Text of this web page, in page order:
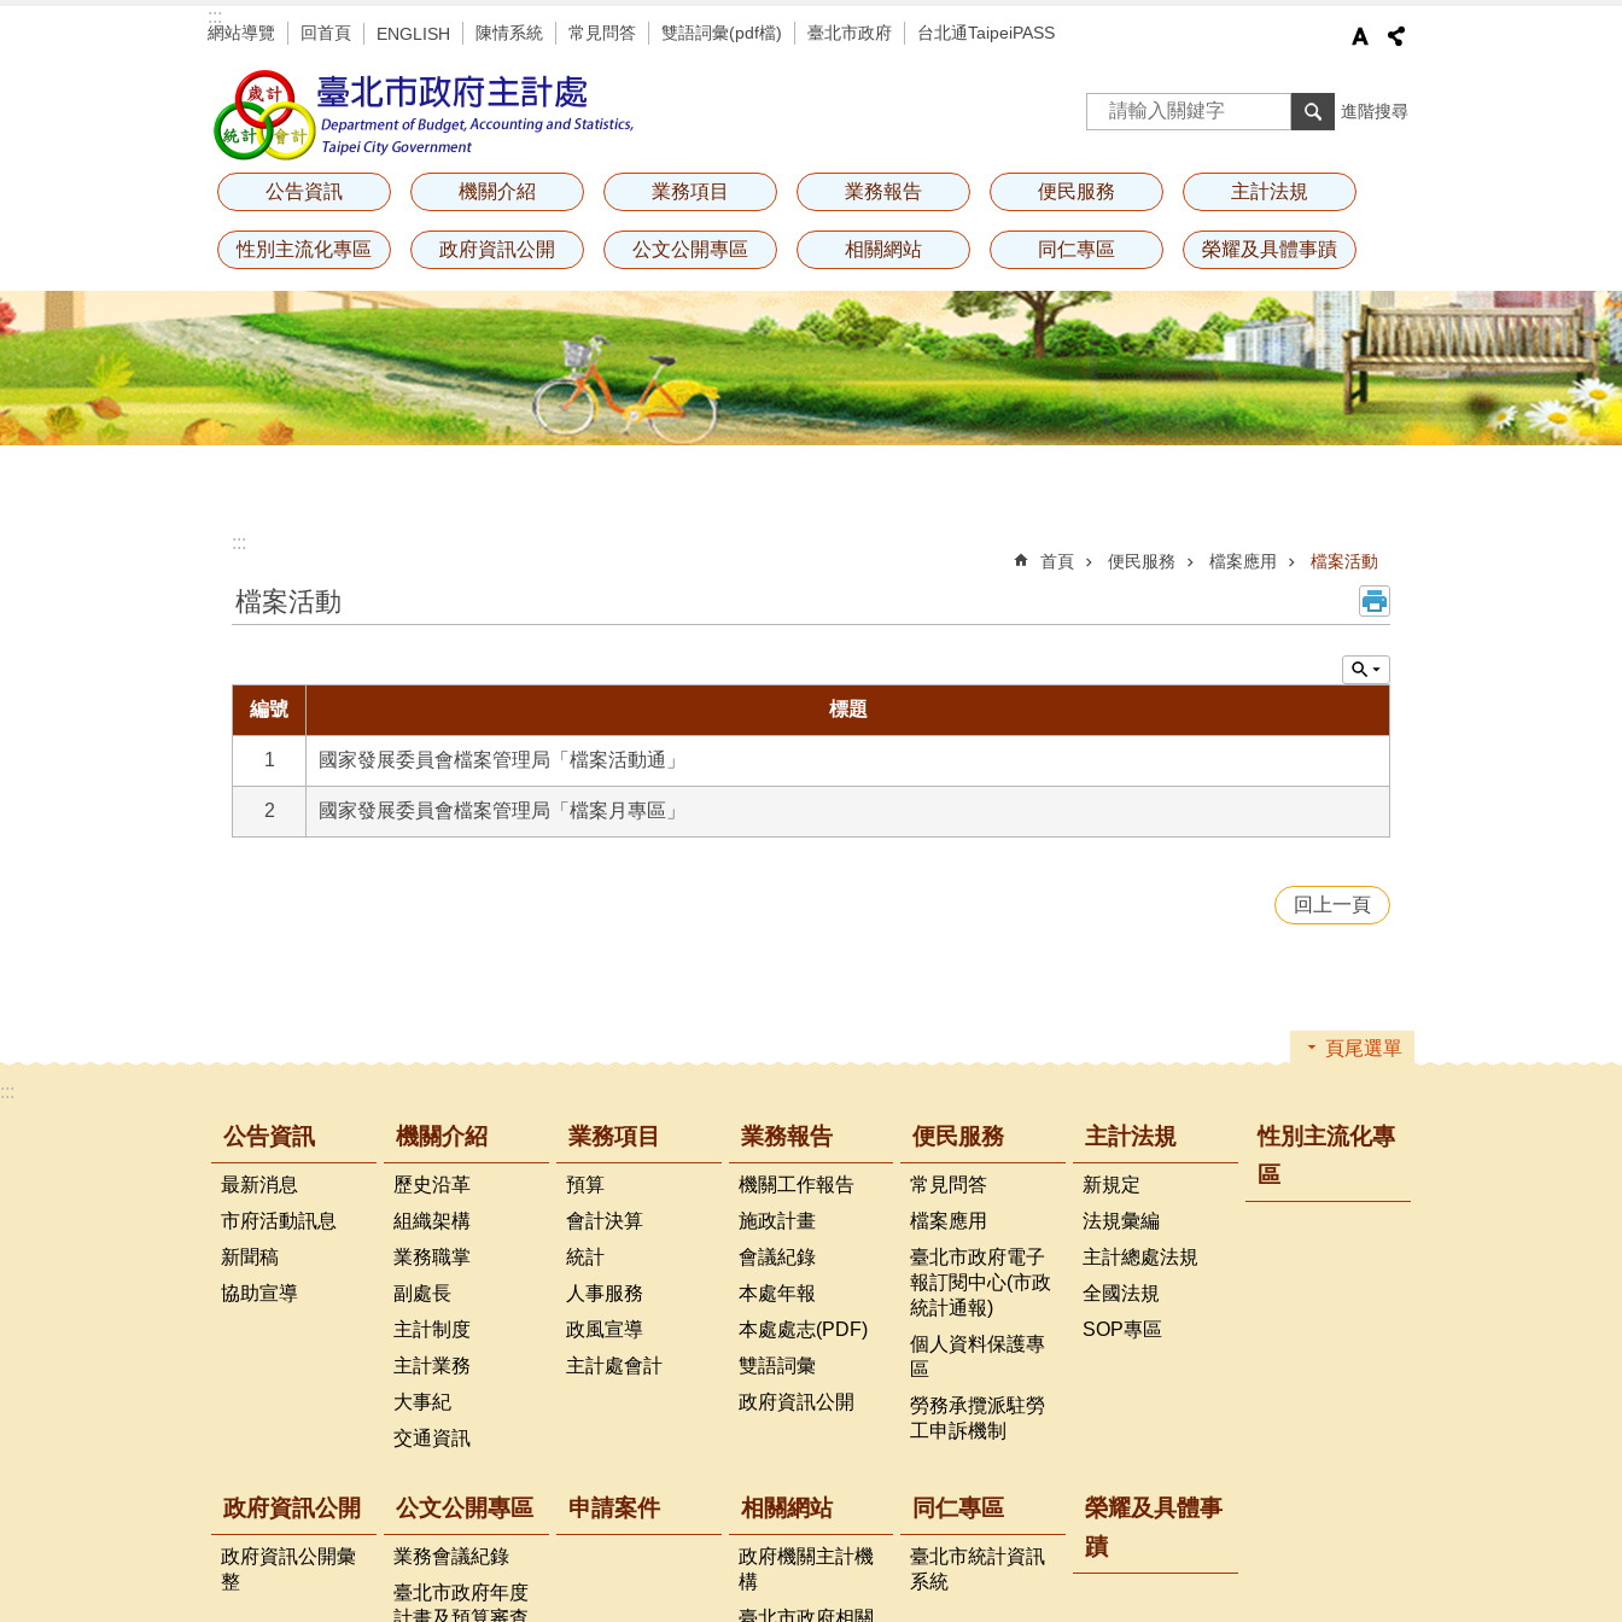
:::
網站導覽 回首頁 ENGLISH 陳情系統 常見問答 雙語詞彙(pdf檔) 臺北市政府 台北通TaipeiPASS
進階搜尋
公告資訊 機關介紹 業務項目 業務報告 便民服務 主計法規
性別主流化專區 政府資訊公開 公文公開專區 相關網站 同仁專區 榮耀及具體事蹟
:::
首頁 便民服務 檔案應用 檔案活動
檔案活動
編號 標題
1 國家發展委員會檔案管理局「檔案活動通」
2 國家發展委員會檔案管理局「檔案月專區」
回上一頁
頁尾選單
:::
公告資訊
最新消息
市府活動訊息
新聞稿
協助宣導
機關介紹
歷史沿革
組織架構
業務職掌
副處長
主計制度
主計業務
大事紀
交通資訊
業務項目
預算
會計決算
統計
人事服務
政風宣導
主計處會計
業務報告
機關工作報告
施政計畫
會議紀錄
本處年報
本處處志(PDF)
雙語詞彙
政府資訊公開
便民服務
常見問答
檔案應用
臺北市政府電子
報訂閱中心(市政
統計通報)
個人資料保護專
區
勞務承攬派駐勞
工申訴機制
主計法規
新規定
法規彙編
主計總處法規
全國法規
SOP專區
性別主流化專
區
政府資訊公開
政府資訊公開彙
整
公文公開專區
業務會議紀錄
臺北市政府年度
計畫及預算審查
申請案件 相關網站
政府機關主計機
構
臺北市政府相關
同仁專區
臺北市統計資訊
系統
榮耀及具體事
蹟